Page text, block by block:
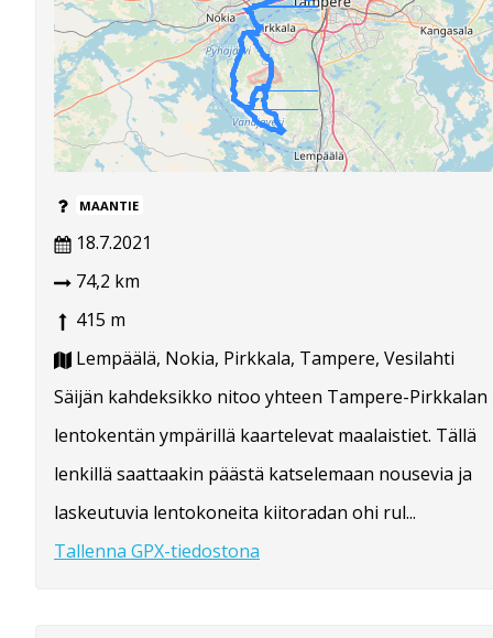
MAANTIE
18.7.2021
74,2 km
415 m
Lempäälä, Nokia, Pirkkala, Tampere, Vesilahti
Säijän kahdeksikko nitoo yhteen Tampere-Pirkkalan
lentokentän ympärillä kaartelevat maalaistiet. Tällä
lenkillä saattaakin päästä katselemaan nousevia ja
laskeutuvia lentokoneita kiitoradan ohi rul...
Tallenna GPX-tiedostona